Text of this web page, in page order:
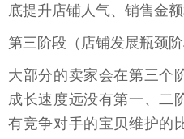
底提升店铺人气、销售金额
第三阶段（店铺发展瓶颈阶
大部分的卖家会在第三个
成长速度远没有第一、二
有竞争对手的宝贝维护的